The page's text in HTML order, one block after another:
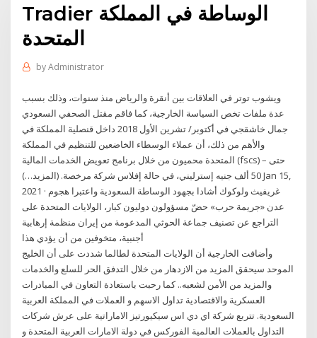
Tradier الوساطة في المملكة
المتحدة
byAdministrator
ويشوب توتر في العلاقات بين أنقرة والرياض منذ سنوات، وذلك بسبب
عدة ملفات تخص السياسة الخارجية، كما فاقم مقتل الصحفي السعودي
جمال خاشقجي في أكتوبر/ تشرين الأول 2018 داخل قنصلية المملكة في
والأهم من ذلك، أن عملاء الوسطاء الخاضعين للتنظيم في المملكة
المتحدة محميون من خلال برنامج تعويض الخدمات المالية (fscs) – حتى
50 ألف جنيه إسترليني، في حالة إفلاس شركة مرخصة. (المزيد…) Jan 15,
2021 · غريفيث ولوكوك أشادا بجهود الوساطة السعودية واعتبرا هجوم
عدن «جريمة حرب» حضّ مسؤولون دوليون كبار، الولايات المتحدة على
التراجع عن تصنيف جماعة الحوثي المدعومة من إيران منظمة إرهابية
أجنبية، متخوفين من أن يؤدي هذا
وأضافت الخارجية أن الولايات المتحدة لطالما شددت على أن الخليج
الموحد سيحقق المزيد من الازدهار من خلال التدفق الحر للسلع والخدمات
والمزيد من الأمن لشعبه.. كما رحبت باستعادة التعاون في المبادرات
العسكرية والاقتصادية تداول الاسهم و العملات في المملكة العربية
السعودية. تتربع شركة اي دي اس سيكيورتيز الاماراتية على عرش شركات
التداول بالعملات العالمية الفوركس في دولة الامارات العربية المتحدة و